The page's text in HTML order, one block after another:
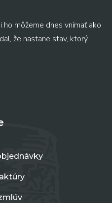
ho môžeme dnes vnímať ako
že nastane stav, ktorý